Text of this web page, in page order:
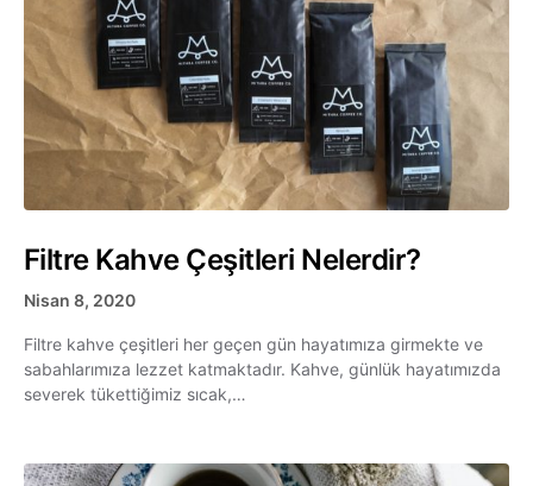
Filtre Kahve Çeşitleri Nelerdir?
Nisan 8, 2020
Filtre kahve çeşitleri her geçen gün hayatımıza girmekte ve
sabahlarımıza lezzet katmaktadır. Kahve, günlük hayatımızda
severek tükettiğimiz sıcak,…